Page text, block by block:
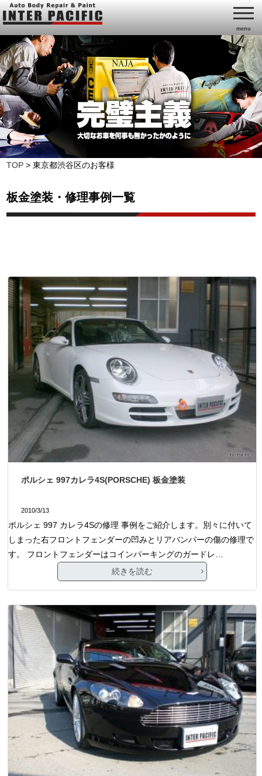
menu
TOP >東京都渋谷区のお客様
板金塗装・修理事例一覧
ポルシェ 997カレラ4S(PORSCHE) 板金塗装
2010/3/13
ポルシェ 997 カレラ4Sの修理 事例をご紹介します。別々に付いて
しまった右フロントフェンダーの凹みとリアバンパーの傷の修理で
す。 フロントフェンダーはコインパーキングのガードレ…
続きを読む